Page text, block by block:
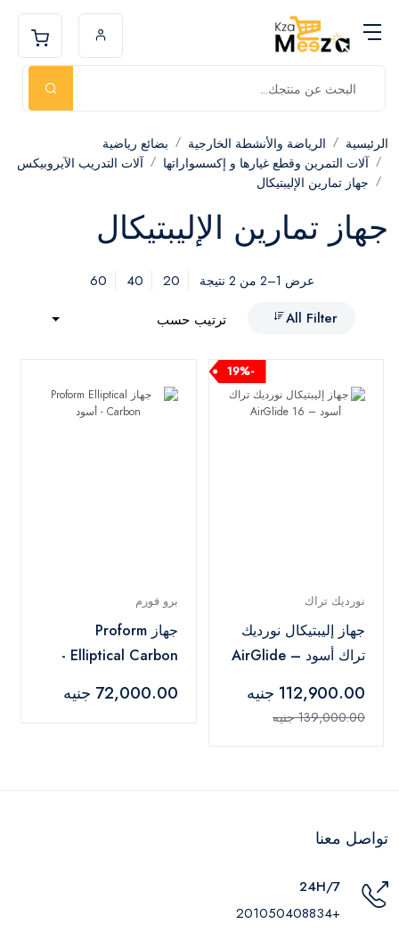
الرئيسية الرياضة والأنشطة الخارجية
بضائع رياضية
آلات التمرين وقطع غيارها و إكسسواراتها
آلات التدريب الآيروبيكس
جهاز تمارين الإليبتيكال
جهاز تمارين الإليبتيكال
عرض 1–2 من 2 نتيجة 20
40
60
All Filter
ترتيب حسب
-19%
نورديك تراك
جهاز إليبتيكال نورديك
تراك أسود – AirGlide
112,900.00 جنيه
139,000.00 جنيه
برو فورم
جهاز Proform
Elliptical Carbon -
72,000.00 جنيه
تواصل معنا
24H/7
+201050408834